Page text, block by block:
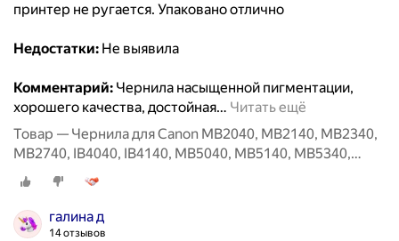
принтер не ругается. Упаковано отлично
Недостатки: Не выявила
Комментарий: Чернила насыщенной пигментации,
хорошего качества, достойная… Читать ещё
Товар — Чернила для Canon MB2040, MB2140, MB2340,
MB2740, IB4040, IB4140, MB5040, MB5140, MB5340,
MB5440, Canon PGI-1400C, PGI-2400C XL, 100 мл,
голубые
галина д
14 отзывов